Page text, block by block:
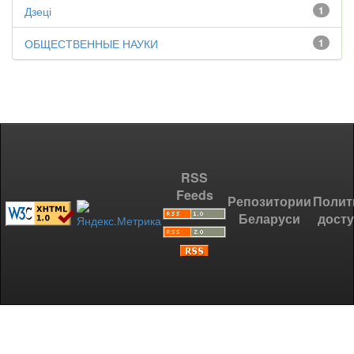
1
Дзеці
1
ОБЩЕСТВЕННЫЕ НАУКИ
RSS
Feeds
Репозитории
Беларуси